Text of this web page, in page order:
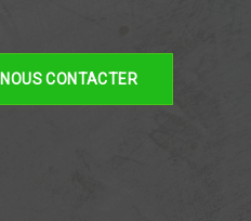
NOUS CONTACTER